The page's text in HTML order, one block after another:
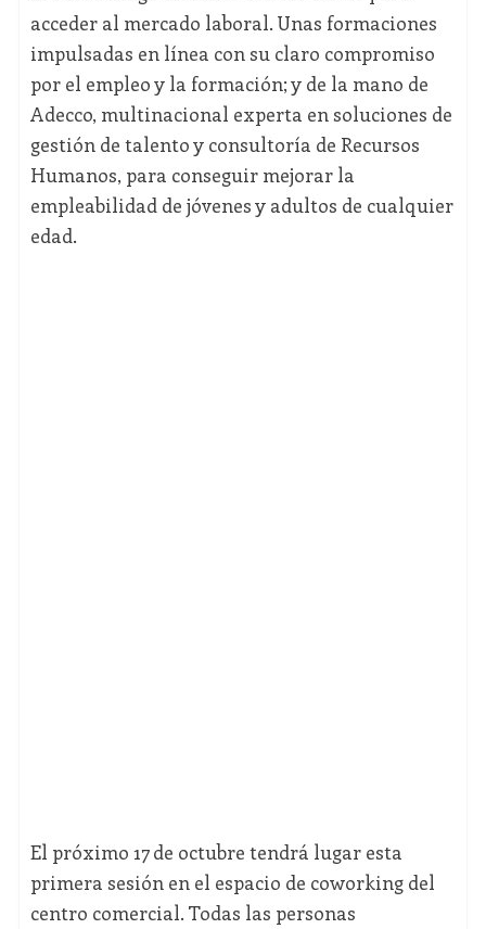
acceder al mercado laboral. Unas formaciones
impulsadas en línea con su claro compromiso
por el empleo y la formación; y de la mano de
Adecco, multinacional experta en soluciones de
gestión de talento y consultoría de Recursos
Humanos, para conseguir mejorar la
empleabilidad de jóvenes y adultos de cualquier
edad.
El próximo 17 de octubre tendrá lugar esta
primera sesión en el espacio de coworking del
centro comercial. Todas las personas